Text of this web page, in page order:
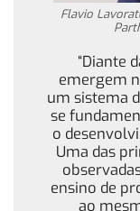
Flavio
“Diante
emergem
um sistema
se
o
Uma das
ensino de
ao